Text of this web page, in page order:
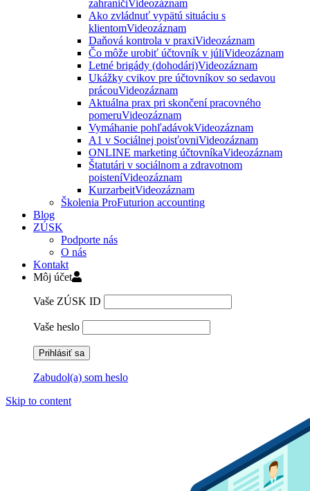
zahraničíVideozáznam
Ako zvládnuť vypätú situáciu s
klientomVideozáznam
Daňová kontrola v praxiVideozáznam
Čo môže urobiť účtovník v júliVideozáznam
Letné brigády (dohodári)Videozáznam
Ukážky cvikov pre účtovníkov so sedavou
prácouVideozáznam
Aktuálna prax pri skončení pracovného
pomeruVideozáznam
Vymáhanie pohľadávokVideozáznam
A1 v Sociálnej poisťovniVideozáznam
ONLINE marketing účtovníkaVideozáznam
Štatutári v sociálnom a zdravotnom
poisteníVideozáznam
KurzarbeitVideozáznam
Školenia ProFuturion accounting
Blog
ZÚSK
Podporte nás
O nás
Kontakt
Môj účet
Vaše ZÚSK ID
Vaše heslo
Zabudol(a) som heslo
Skip to content